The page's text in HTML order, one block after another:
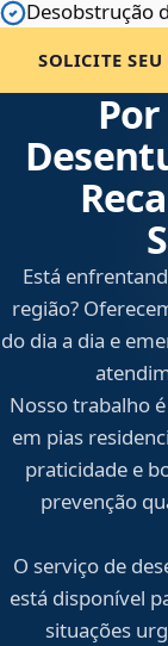
Desobstrução
SOLICITE
Está
região?
do dia a dia e
Nosso trabalho
em pias
praticidade e
prevenção
O serviço de
está disponível
situações